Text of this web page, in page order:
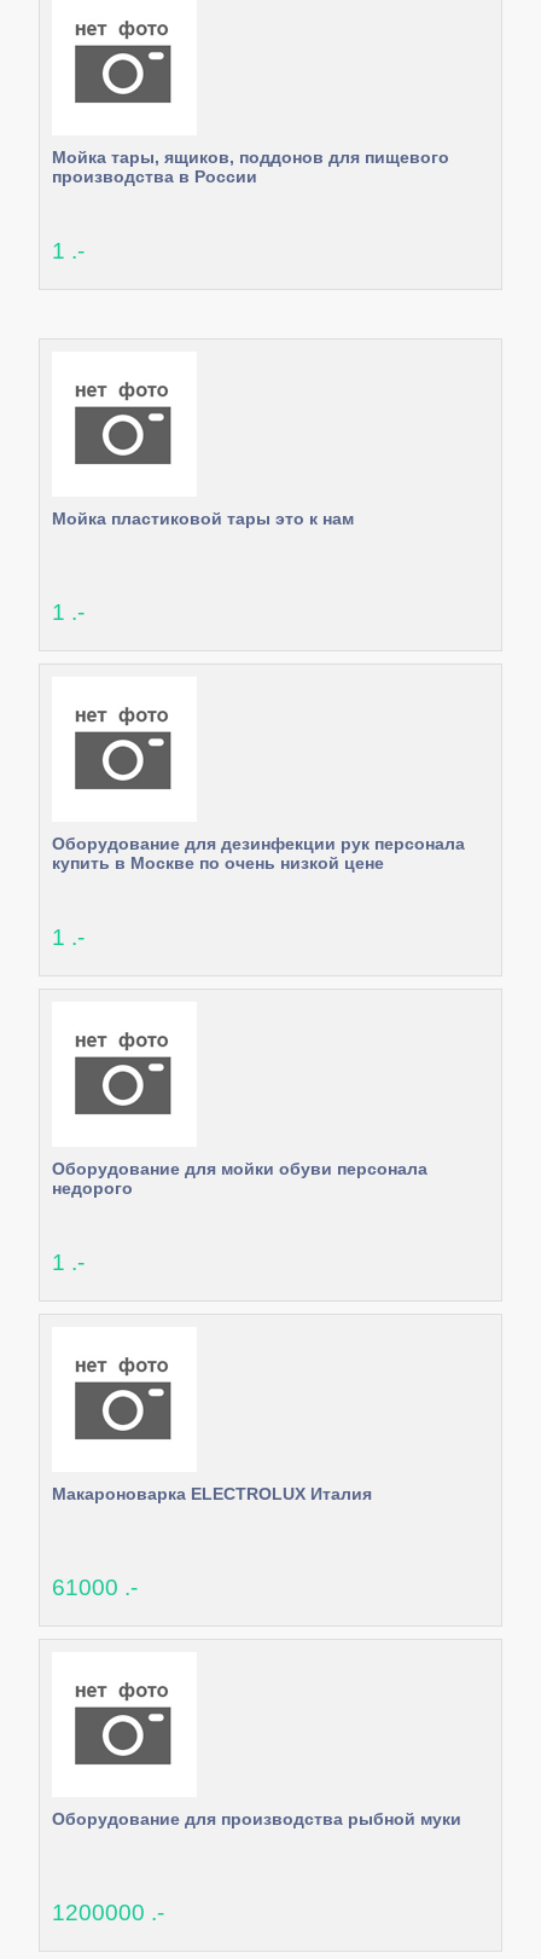
Мойка тары, ящиков, поддонов для пищевого
производства в России
1 .-
Мойка пластиковой тары это к нам
1 .-
Оборудование для дезинфекции рук персонала
купить в Москве по очень низкой цене
1 .-
Оборудование для мойки обуви персонала
недорого
1 .-
Макароноварка ELECTROLUX Италия
61000 .-
Оборудование для производства рыбной муки
1200000 .-